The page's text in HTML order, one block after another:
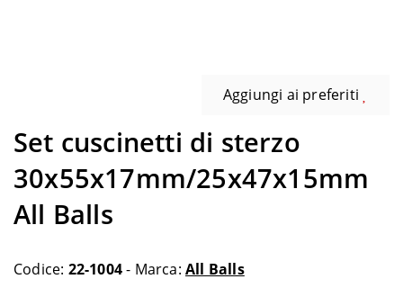
Aggiungi ai preferiti
Set cuscinetti di sterzo
30x55x17mm/25x47x15mm
All Balls
Codice: 22-1004- Marca:All Balls